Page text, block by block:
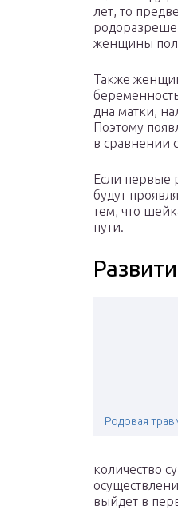
лет, то
женщины
Также
дна матки,
Поэтому
в сравнении
Если первые
будут
тем, что
пути.
Родовая
количество
выйдет в